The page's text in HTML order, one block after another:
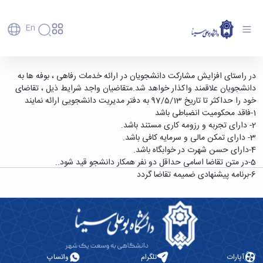
En
دانشگاه
تاریخچه
و
معرفی
برنامه
راهبردی
دانشگاه
نقشه
دانشگاه
ساختار
سازمانی
معاونت
آموزش
پذیرش
کارشناسی
تحصیلات
تکمیلی
پسا
دکترا
استعدادهای
درخشان
دانشجویان
غیرایرانی
حمایت‌های
تحصیلی
پژوهش
فناوری و
کارآفرینی
دفتر
ارتباط
با
صنعت
پردیس
علم
دانشکده‌ها
پردیس
اصلی
مهندسی
کشاورزی
شیمی
و
علوم
علوم
معماری
رفاهی
رفاهی
پرسنل
اداره
رفاه
کارکنان
مهمانسرای
رفاهی
اعضای
هیأت
علمی
کارکنان
دانشجویان
فارغ
فوق
علمی
پیشخوان
واگذاری بوفه های دانشجویی - دانشگاه بوعلی سینا
همدان
در راستای افزایش مشارکت دانشجویان در ارائه خدمات رفاهی ، بوفه ها به
دانشجویان علاقمند واکذار خواهد شد.متقاضیان واجد شرایط ذیل ، تقاضای
خود را حداکثر تا تاریخ 97/5/13 به دفتر مدیریت دانشجویی ارائه نمایند
1-فاقد محکومیت انضباطی باشد
2- دارای تجربه و رزومه کاری مستند باشد.
3- دارای تمکن مالی و سرمایه کافی باشد.
4-دارای حسن شهرت در خوابگاه باشد.
5-در متن تقاضا اسامی حداقل دو نفر همکار دانشجو قید شود..
6-برنامه پیشنهادی ضمیمه تقاضا گردد
آپارات تلگرام واتساپ